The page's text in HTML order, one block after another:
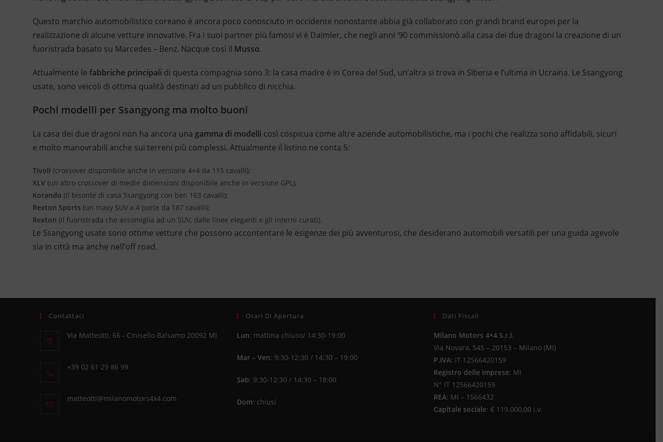
Questo marchio automobilistico coreano è ancora poco conosciuto in occidente nonostante abbia già collaborato con grandi brand europei per la
realizzazione di alcune vetture innovative. Fra i suoi partner più famosi vi è Daimler, che negli anni ’90 commissionò alla casa dei due dragoni la creazione di un
fuoristrada basato su Marcedes – Benz. Nacque così il Musso.
Attualmente lefabbriche principali di questa compagnia sono 3: la casa madre è in Corea del Sud, un’altra si trova in Siberia e l’ultima in Ucraina. Le Ssangyong
usate, sono veicoli di ottima qualità destinati ad un pubblico di nicchia.
Pochi modelli per Ssangyong ma molto buoni
La casa dei due dragoni non ha ancora una gamma di modelli così cospicua come altre aziende automobilistiche, ma i pochi che realizza sono affidabili, sicuri
e molto manovrabili anche sui terreni più complessi. Attualmente il listino ne conta 5:
Tivoli (crossover disponibile anche in versione 4×4 da 115 cavalli);
XLV (un altro crossover di medie dimensioni disponibile anche in versione GPL);
Korando (il bisonte di casa Ssangyong con ben 163 cavalli);
Rexton Sports (un maxy SUV a 4 porte da 187 cavalli);
Rexton (il fuoristrada che assomiglia ad un SUV, dalle linee eleganti e gli interni curati).
Le Ssangyong usate sono ottime vetture che possono accontentare le esigenze dei più avventurosi, che desiderano automobili versatili per una guida agevole
sia in città ma anche nell’off road.
Contattaci
Via Matteotti, 66 - Cinisello Balsamo 20092 MI
a
tab
+39 02 61 29 86 99
your
matteotti@milanomotors4x4.com
Orari Di Apertura
Lun: mattina chiuso/ 14:30-19:00
Mar – Ven: 9:30-12:30 / 14:30 – 19:00
Sab: 9:30-12:30 / 14:30 – 18:00
Dom: chiusi
Dati Fiscali
Milano Motors 4×4 S.r.l.
Via Novara, 545 – 20153 – Milano (MI)
P.IVA: IT 12566420159
Registro delle imprese: MI
N° IT 12566420159
REA: MI – 1566432
Capitale sociale: € 119.000,00 i.v.